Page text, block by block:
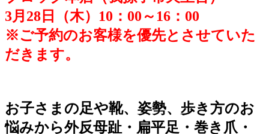
3月28日（木）10：00～16：00
※ご予約のお客様を優先とさせていた
だきます。
お子さまの足や靴、姿勢、歩き方のお
悩みから外反母趾・扁平足・巻き爪・